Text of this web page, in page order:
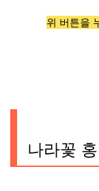
위 버튼을
나라꽃